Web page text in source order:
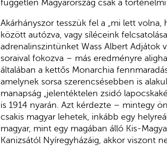
független Magyarország csak a
Akárhányszor tesszük fel a „mi lett volna,
között autózva, vagy síléceink
adrenalinszintünket Wass Albert Adjátok
soraival fokozva – más eredményre
általában a kettős Monarchia
amelynek sorsa szerencsésebben is
manapság „jelentéktelen zsidó
is 1914 nyarán. Azt kérdezte – mintegy
csakis magyar lehetek, inkább egy
magyar, mint egy magában álló Kis-
Kanizsától Nyíregyházáig, akkor viszont